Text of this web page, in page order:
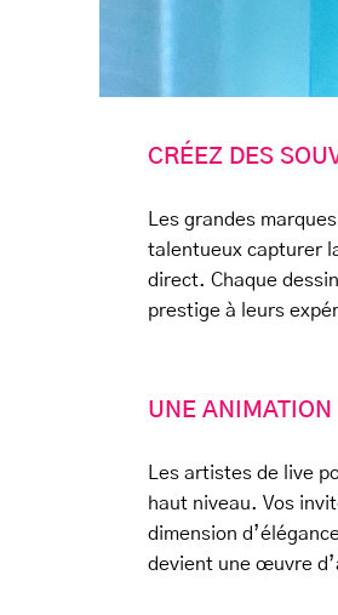
CRÉEZ DES
Les grandes
talentueux capturer
direct. Chaque
prestige à leurs
UNE ANIMATION
Les artistes de live
haut niveau. Vos
dimension
devient une œuvre